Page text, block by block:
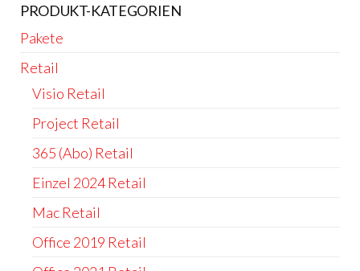
PRODUKT-KATEGORIEN
Pakete
Retail
Visio Retail
Project Retail
365 (Abo) Retail
Einzel 2024 Retail
Mac Retail
Office 2019 Retail